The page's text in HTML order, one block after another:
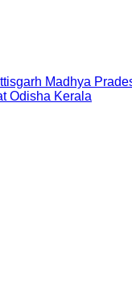
Madhya
Odisha Kerala